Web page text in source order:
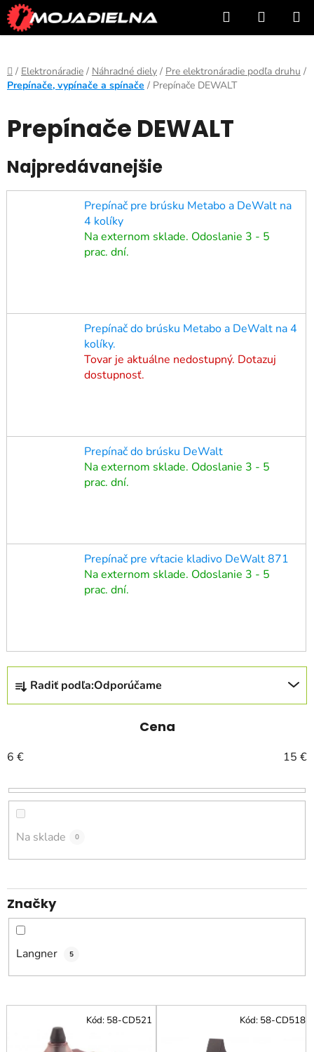
Prejsť
na
obsah
Hľadať
KOŠÍK
Domov
/ Elektronáradie / Náhradné diely / Pre elektronáradie podľa druhu /
Prepínače, vypínače a spínače / Prepínače DEWALT
Prepínače DEWALT
Najpredávanejšie
Prepínač pre brúsku Metabo a DeWalt na
4 kolíky
Na externom sklade. Odoslanie 3 - 5
prac. dní.
Prepínač do brúsku Metabo a DeWalt na 4
kolíky.
Tovar je aktuálne nedostupný. Dotazuj
dostupnosť.
Prepínač do brúsku DeWalt
Na externom sklade. Odoslanie 3 - 5
prac. dní.
Prepínač pre vŕtacie kladivo DeWalt 871
Na externom sklade. Odoslanie 3 - 5
prac. dní.
R
a
d
n
i
e
p
o
d
k
t
o
Radiť podľa:Odporúčame
Cena
6 € 15 €
Na sklade 0
Značky
Langner 5
V Kód: 58-CD521 Kód: 58-CD518